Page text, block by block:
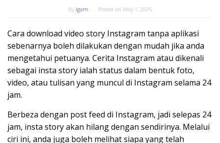
By Igam Posted on May 1, 2025
Cara download video story Instagram tanpa aplikasi
sebenarnya boleh dilakukan dengan mudah jika anda
mengetahui petuanya. Cerita Instagram atau dikenali
sebagai insta story ialah status dalam bentuk foto,
video, atau tulisan yang muncul di Instagram selama 24
jam.
Berbeza dengan post feed di Instagram, jadi selepas 24
jam, insta story akan hilang dengan sendirinya. Melalui
ciri ini, anda juga boleh melihat siapa yang telah